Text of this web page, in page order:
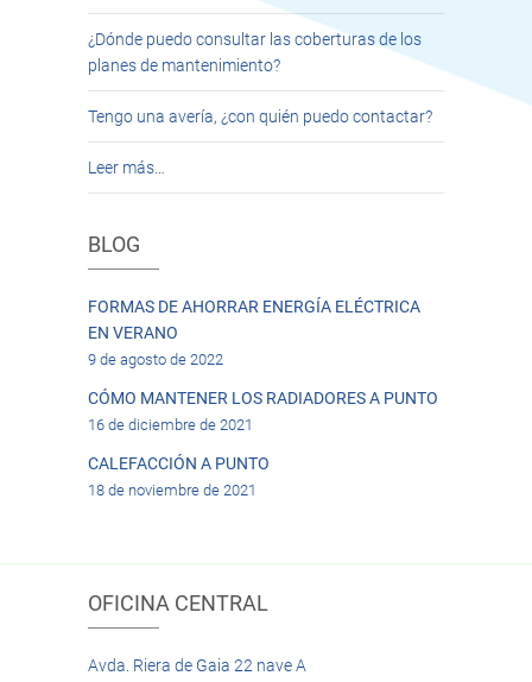
¿Dónde puedo consultar las coberturas de los
planes de mantenimiento?
Tengo una avería, ¿con quién puedo contactar?
Leer más…
BLOG
FORMAS DE AHORRAR ENERGÍA ELÉCTRICA
EN VERANO
9 de agosto de 2022
CÓMO MANTENER LOS RADIADORES A PUNTO
16 de diciembre de 2021
CALEFACCIÓN A PUNTO
18 de noviembre de 2021
OFICINA CENTRAL
Avda. Riera de Gaia 22 nave A